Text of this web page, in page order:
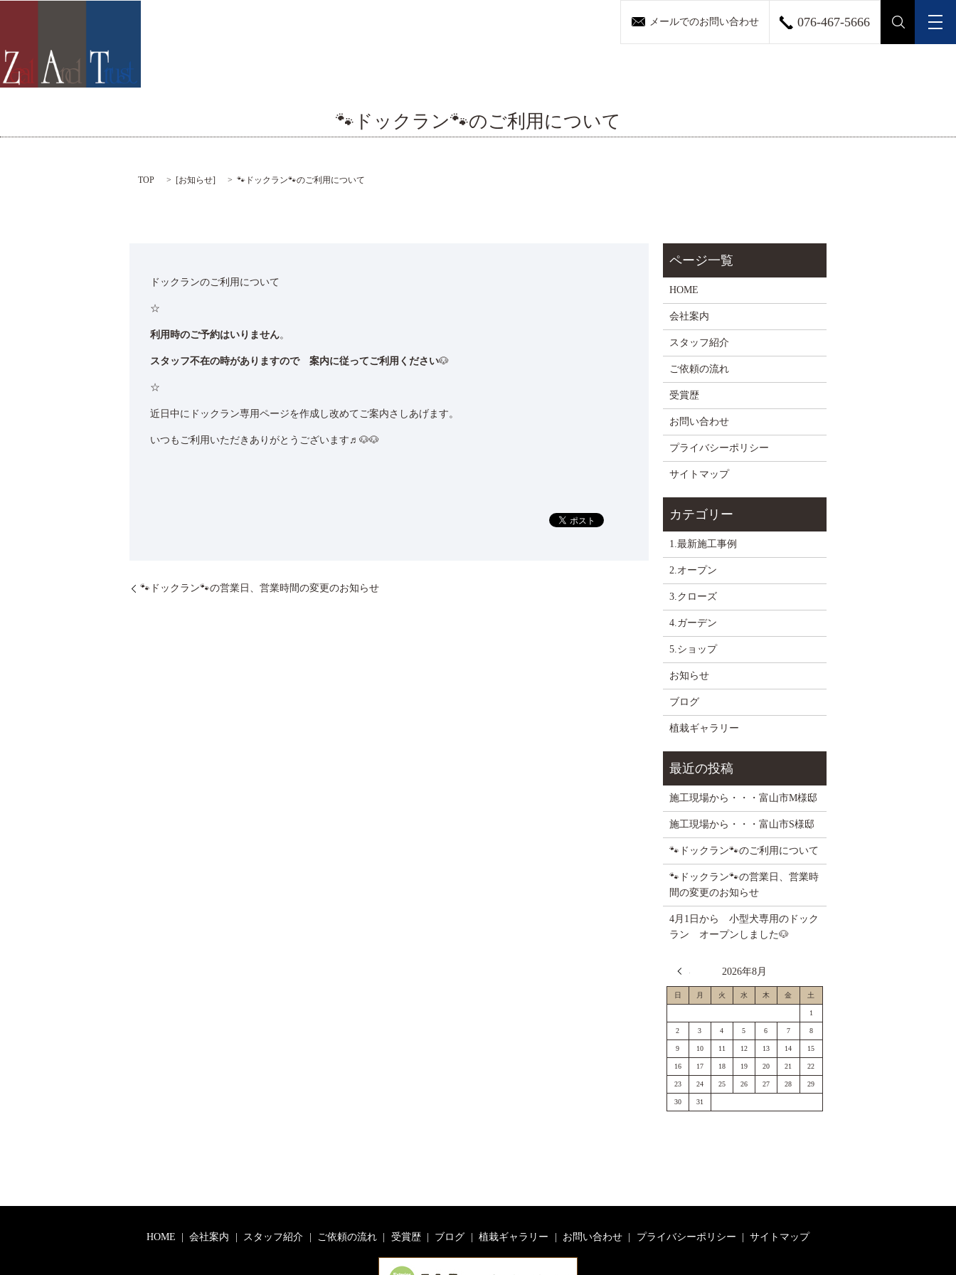
メールでのお問い合わせ 076-467-5666
🐾ドックラン🐾のご利用について
TOP [お知らせ] 🐾ドックラン🐾のご利用について
ドックランのご利用について
☆
利用時のご予約はいりません。
スタッフ不在の時がありますので 案内に従ってご利用ください🐶
☆
近日中にドックラン専用ページを作成し改めてご案内さしあげます。
いつもご利用いただきありがとうございます♬🐶🐶
🐾ドックラン🐾の営業日、営業時間の変更のお知らせ
HOME
会社案内
スタッフ紹介
ご依頼の流れ
受賞歴
お問い合わせ
プライバシーポリシー
サイトマップ
1.最新施工事例
2.オープン
3.クローズ
4.ガーデン
5.ショップ
お知らせ
ブログ
植栽ギャラリー
施工現場から・・・富山市M様邸
施工現場から・・・富山市S様邸
🐾ドックラン🐾のご利用について
🐾ドックラン🐾の営業日、営業時
間の変更のお知らせ
4月1日から 小型犬専用のドック
ラン オープンしました🐶
2026年8月
日 月 火 水 木 金 土
1
2 3 4 5 6 7 8
9 10 11 12 13 14 15
16 17 18 19 20 21 22
23 24 25 26 27 28 29
30 31
HOME 会社案内 スタッフ紹介 ご依頼の流れ 受賞歴 ブログ 植栽ギャラリー お問い合わせ プライバシーポリシー サイトマップ